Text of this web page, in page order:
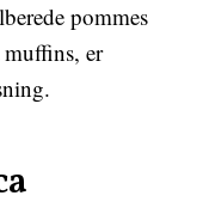
pommes
er